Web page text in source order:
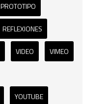
PROTOTIPO
REFLEXIONES
VIDEO VIMEO
YOUTUBE